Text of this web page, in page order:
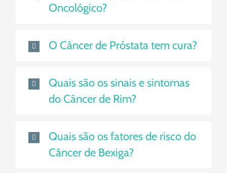
Oncológico?
O Câncer de Próstata tem cura?
Quais são os sinais e sintomas
do Câncer de Rim?
Quais são os fatores de risco do
Câncer de Bexiga?